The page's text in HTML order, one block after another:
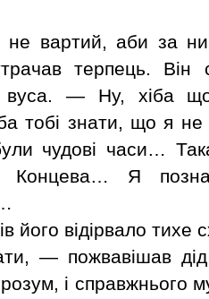
вартий, аби за
терпець. Він
вуса. — Ну, хіба
тобі знати, що я не
чудові часи…
Концева… Я
його відірвало тихе
— пожвавішав
і справжнього